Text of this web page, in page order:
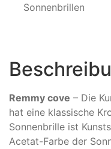
Sonnenbrillen
Remmy cove – Die
hat eine klassische
Sonnenbrille ist
Acetat-Farbe der